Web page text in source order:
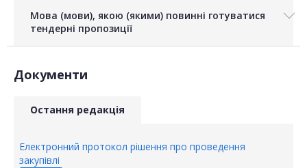
Мова (мови), якою (якими) повинні готуватися
тендерні пропозиції
Документи
Остання редакція
Електронний протокол рішення про проведення
закупівлі